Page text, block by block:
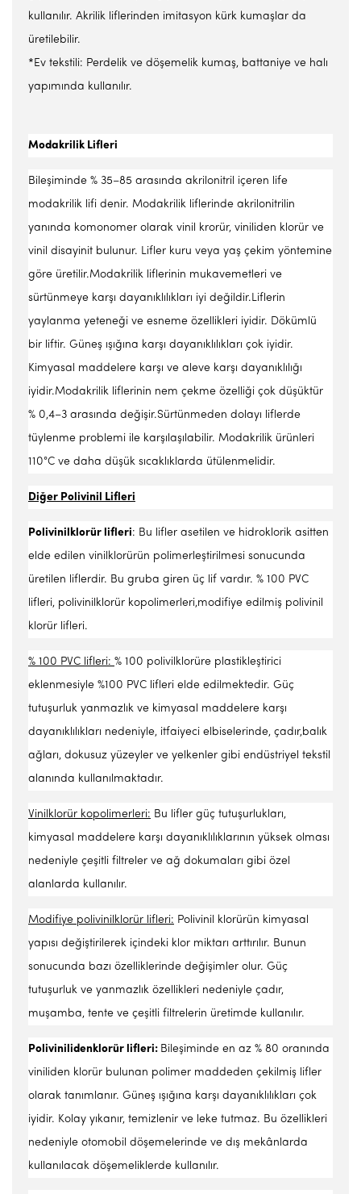
kullanılır. Akrilik liflerinden imitasyon kürk kumaşlar da
üretilebilir.
*Ev tekstili: Perdelik ve döşemelik kumaş, battaniye ve halı
yapımında kullanılır.
Modakrilik Lifleri
Bileşiminde % 35–85 arasında akrilonitril içeren life
modakrilik lifi denir. Modakrilik liflerinde akrilonitrilin
yanında komonomer olarak vinil krorür, viniliden klorür ve
vinil disayinit bulunur. Lifler kuru veya yaş çekim yöntemine
göre üretilir.Modakrilik liflerinin mukavemetleri ve
sürtünmeye karşı dayanıklılıkları iyi değildir.Liflerin
yaylanma yeteneği ve esneme özellikleri iyidir. Dökümlü
bir liftir. Güneş ışığına karşı dayanıklılıkları çok iyidir.
Kimyasal maddelere karşı ve aleve karşı dayanıklılığı
iyidir.Modakrilik liflerinin nem çekme özelliği çok düşüktür
% 0,4–3 arasında değişir.Sürtünmeden dolayı liflerde
tüylenme problemi ile karşılaşılabilir. Modakrilik ürünleri
110°C ve daha düşük sıcaklıklarda ütülenmelidir.
Diğer Polivinil Lifleri
Polivinilklorür lifleri: Bu lifler asetilen ve hidroklorik asitten
elde edilen vinilklorürün polimerleştirilmesi sonucunda
üretilen liflerdir. Bu gruba giren üç lif vardır. % 100 PVC
lifleri, polivinilklorür kopolimerleri,modifiye edilmiş polivinil
klorür lifleri.
% 100 PVC lifleri: % 100 polivilklorüre plastikleştirici
eklenmesiyle %100 PVC lifleri elde edilmektedir. Güç
tutuşurluk yanmazlık ve kimyasal maddelere karşı
dayanıklılıkları nedeniyle, itfaiyeci elbiselerinde, çadır,balık
ağları, dokusuz yüzeyler ve yelkenler gibi endüstriyel tekstil
alanında kullanılmaktadır.
Vinilklorür kopolimerleri: Bu lifler güç tutuşurlukları,
kimyasal maddelere karşı dayanıklılıklarının yüksek olması
nedeniyle çeşitli filtreler ve ağ dokumaları gibi özel
alanlarda kullanılır.
Modifiye polivinilklorür lifleri: Polivinil klorürün kimyasal
yapısı değiştirilerek içindeki klor miktarı arttırılır. Bunun
sonucunda bazı özelliklerinde değişimler olur. Güç
tutuşurluk ve yanmazlık özellikleri nedeniyle çadır,
muşamba, tente ve çeşitli filtrelerin üretimde kullanılır.
Polivinilidenklorür lifleri: Bileşiminde en az % 80 oranında
viniliden klorür bulunan polimer maddeden çekilmiş lifler
olarak tanımlanır. Güneş ışığına karşı dayanıklılıkları çok
iyidir. Kolay yıkanır, temizlenir ve leke tutmaz. Bu özellikleri
nedeniyle otomobil döşemelerinde ve dış mekânlarda
kullanılacak döşemeliklerde kullanılır.